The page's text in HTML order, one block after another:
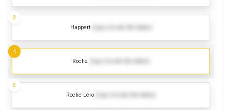
Happert
3
Roche
4
Roche-Léro
5